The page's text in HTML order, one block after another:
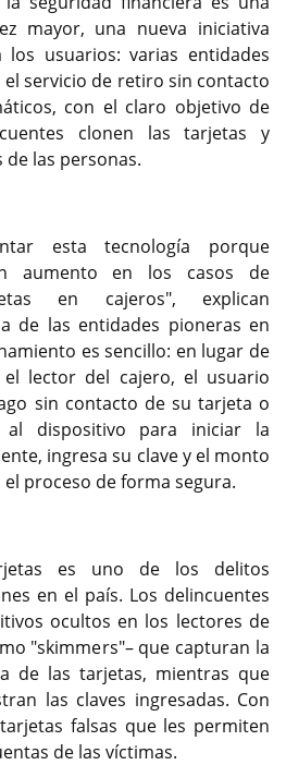
mayor, una nueva iniciativa
usuarios: varias entidades
servicio de retiro sin contacto
con el claro objetivo de
clonen las tarjetas y
las personas.
esta tecnología porque
aumento en los casos de
en cajeros", explican
de las entidades pioneras en
es sencillo: en lugar de
lector del cajero, el usuario
sin contacto de su tarjeta o
al dispositivo para iniciar la
ingresa su clave y el monto
proceso de forma segura.
es uno de los delitos
en el país. Los delincuentes
ocultos en los lectores de
"skimmers"– que capturan la
de las tarjetas, mientras que
las claves ingresadas. Con
falsas que les permiten
de las víctimas.